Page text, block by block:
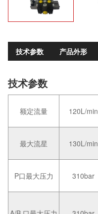
技术参数 产品外形
技术参数
额定流量 120L/min
最大流星 130L/min
P口最大压力 310bar